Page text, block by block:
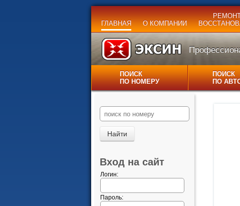
ГЛАВНАЯ О КОМПАНИИ
ПОИСК
ПО НОМЕРУ
ПОИСК
ПО
Вход на сайт
Логин:
Пароль: